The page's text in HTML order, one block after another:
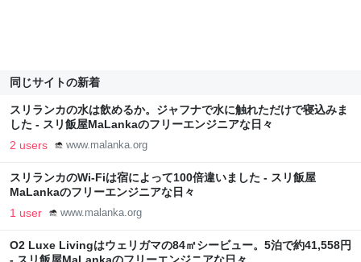
同じサイトの新着
スリランカの水は飲めるか。ジャフナで水に触れただけで寝込みま
した - スリ飯屋MaLankaのフリーエンジニアな日々
2 users www.malanka.org
スリランカのWi-Fiは宿によって100倍違いました - スリ飯屋
MaLankaのフリーエンジニアな日々
1 user www.malanka.org
O2 Luxe Livingはウェリガマの84㎡シービュー。5泊で約41,558円